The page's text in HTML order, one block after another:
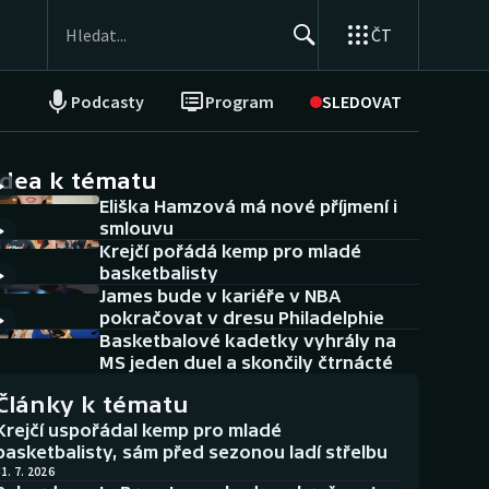
ČT
Podcasty Program SLEDOVAT
NEPŘEHLÉDNĚTE
Historické návraty
Aplikace ČT sport
AZ kvíz
k tématu
Eliška Hamzová má nové příjmení i
smlouvu
Krejčí pořádá kemp pro mladé
basketbalisty
James bude v kariéře v NBA
pokračovat v dresu Philadelphie
Basketbalové kadetky vyhrály na
MS jeden duel a skončily čtrnácté
k tématu
uspořádal kemp pro mladé
sám před sezonou ladí střelbu
7. 2026